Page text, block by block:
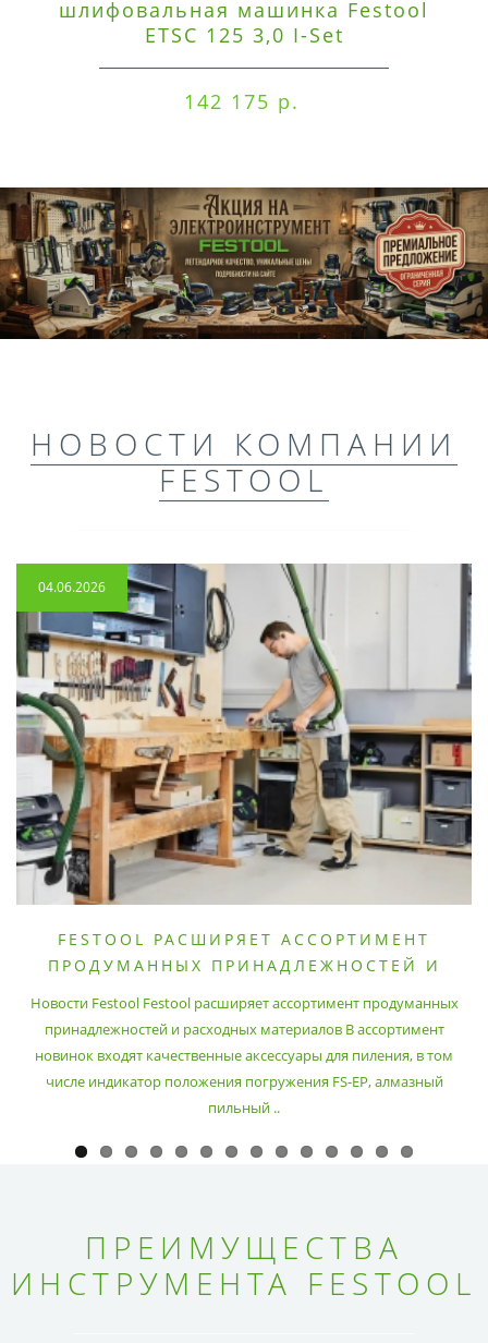
шлифовальная машинка Festool
ETSC 125 3,0 I-Set
142 175 р.
НОВОСТИ КОМПАНИИ
FESTOOL
04.06.2026
FESTOOL РАСШИРЯЕТ АССОРТИМЕНТ
ПРОДУМАННЫХ ПРИНАДЛЕЖНОСТЕЙ И
Новости Festool Festool расширяет ассортимент продуманных
принадлежностей и расходных материалов В ассортимент
новинок входят качественные аксессуары для пиления, в том
числе индикатор положения погружения FS-EP, алмазный
пильный ..
ПРЕИМУЩЕСТВА
ИНСТРУМЕНТА FESTOOL